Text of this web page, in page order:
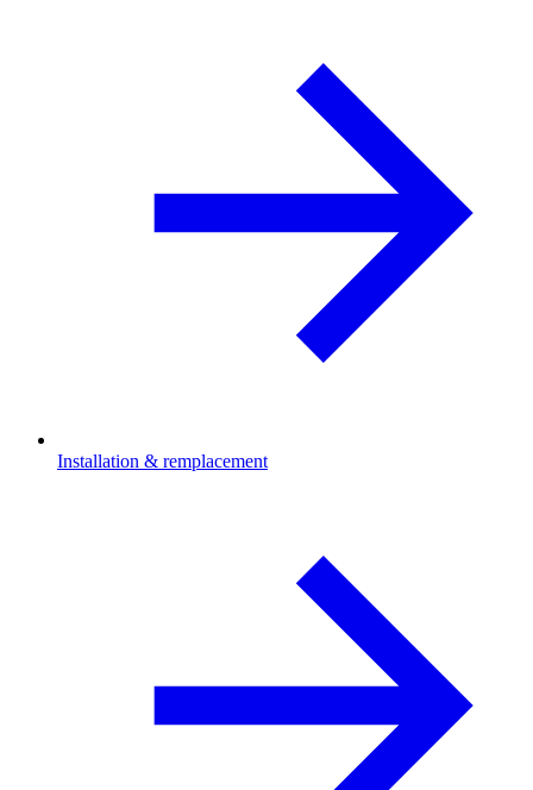
Installation & remplacement